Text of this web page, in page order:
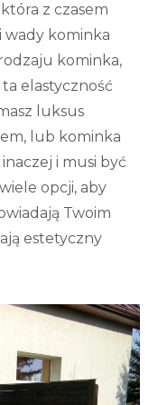
z czasem
wady kominka
kominka,
elastyczność
luksus
lub kominka
i musi być
opcji, aby
Twoim
estetyczny